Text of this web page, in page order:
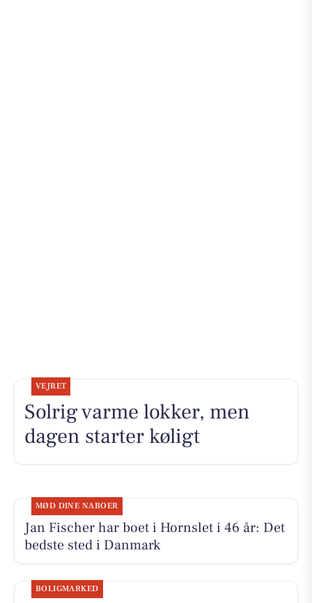
VEJRET
Solrig varme lokker, men
dagen starter køligt
MØD DINE NABOER
Jan Fischer har boet i Hornslet i 46 år: Det
bedste sted i Danmark
BOLIGMARKED